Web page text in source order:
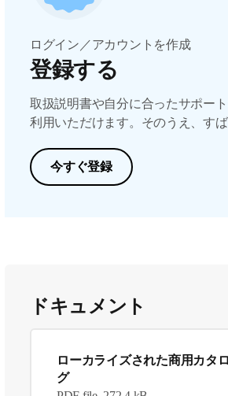
ログイン／アカウントを作成
登録する
取扱説明書や自分に合ったサポー
利用いただけます。そのうえ、すば
今すぐ登録
ドキュメント
ローカライズされた商用カタロ
グ